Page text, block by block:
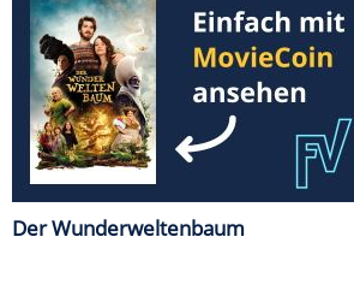
Der Wunderweltenbaum